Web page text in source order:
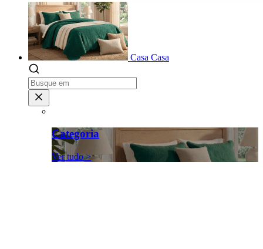
Casa Casa
Categoria
Ver tudo >